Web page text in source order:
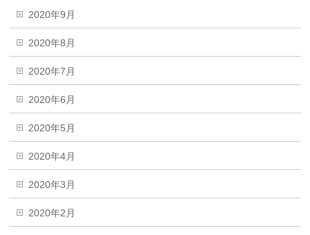
2020年9月
2020年8月
2020年7月
2020年6月
2020年5月
2020年4月
2020年3月
2020年2月